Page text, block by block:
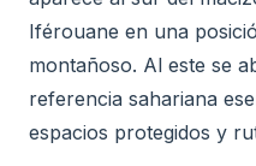
Iférouane en una
montañoso. Al este se
referencia sahariana
espacios protegidos y